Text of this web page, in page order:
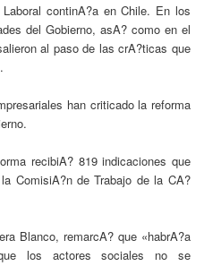
continA?a en Chile. En los
del Gobierno, asA? como en el
al paso de las crA?ticas que
han criticado la reforma
recibiA? 819 indicaciones que
ComisiA?n de Trabajo de la CA?
Blanco, remarcA? que «habrA?a
los actores sociales no se